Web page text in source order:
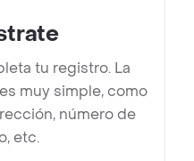
tu registro. La
muy simple, como
número de
etc.